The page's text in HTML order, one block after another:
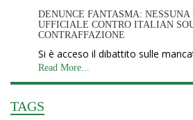
DENUNCE FANTASMA:
UFFICIALE CONTRO ITALIAN
CONTRAFFAZIONE
Si è acceso il dibattito sulle
Read More...
TAGS